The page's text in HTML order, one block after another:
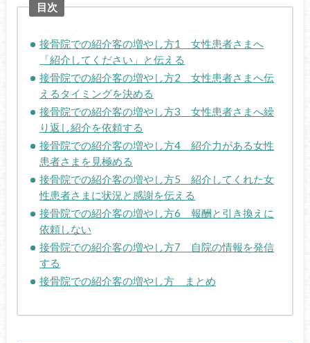
目次
接骨院での紹介客の増やし方1 女性患者さまへ
「紹介してください」と伝える
接骨院での紹介客の増やし方2 女性患者さまへ伝
えるタイミングを決める
接骨院での紹介客の増やし方3女性患者さまへ繰
り返し紹介を依頼する
接骨院での紹介客の増やし方4 紹介力がある女性
患者さまを見極める
接骨院での紹介客の増やし方5 紹介してくれた女
性患者さまに状況と感謝を伝える
接骨院での紹介客の増やし方6 報酬と引き換えに
依頼しない
接骨院での紹介客の増やし方7 自院の情報を発信
する
接骨院での紹介客の増やし方 まとめ